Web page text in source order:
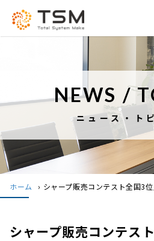
NEWS /
ニュース・ト
ホーム › シャープ販売コンテスト全国3位
シャープ販売コンテス